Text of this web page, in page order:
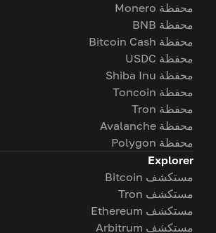
محفظة Monero
محفظة BNB
محفظة Bitcoin Cash
محفظة USDC
محفظة Shiba Inu
محفظة Toncoin
محفظة Tron
محفظة Avalanche
محفظة Polygon
Explorer
مستكشف Bitcoin
مستكشف Tron
مستكشف Ethereum
مستكشف Arbitrum